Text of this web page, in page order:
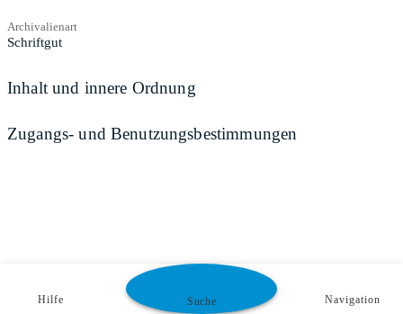
Archivalienart
Schriftgut
Inhalt und innere Ordnung
Zugangs- und Benutzungsbestimmungen
Hilfe Suche Navigation